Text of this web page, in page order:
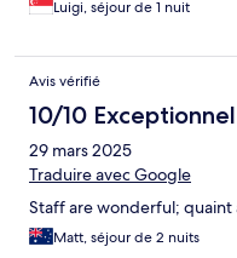
Luigi, séjour de 1 nuit
Avis vérifié
10/10 Exceptionnel
29 mars 2025
Traduire avec Google
Staff are wonderful; quaint
Matt, séjour de 2 nuits